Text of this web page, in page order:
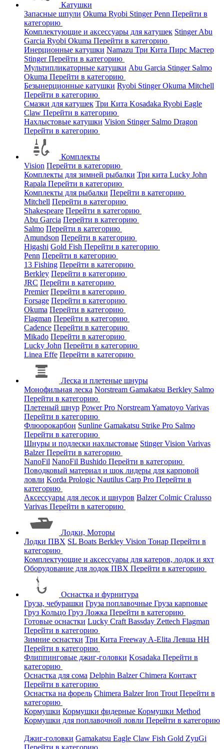
Катушки
Запасные шпули Okuma Ryobi StingerPenn Перейти в
категорию
Комплектующие и аксессуары для катушек StingerAbu
Garcia Ryobi Okuma Перейти в категорию
Инерционные катушки Namazu Три Кита Пирс Мастер
StingerПерейти в категорию
Мультипликаторные катушки Abu Garcia Stinger Salmo
Okuma Перейти в категорию
Безынерционные катушки Ryobi StingerOkuma Mitchell
Перейти в категорию
Смазки для катушек Три Кита Kosadaka Ryobi Eagle
Claw Перейти в категорию
Нахлыстовые катушки Vision Stinger Salmo Dragon
Перейти в категорию
Комплекты
Vision Перейти в категорию
Комплекты для зимней рыбалки Три кита Lucky John
Rapala Перейти в категорию
Комплекты для рыбалки Перейти в категорию
Mitchell Перейти в категорию
Shakespeare Перейти в категорию
Abu Garcia Перейти в категорию
Salmo Перейти в категорию
Amundson Перейти в категорию
Higashi Gold Fish Перейти в категорию
Penn Перейти в категорию
13 Fishing Перейти в категорию
Berkley Перейти в категорию
JRC Перейти в категорию
Premier Перейти в категорию
Forsage Перейти в категорию
Okuma Перейти в категорию
Flagman Перейти в категорию
Cadence Перейти в категорию
Mikado Перейти в категорию
Lucky John Перейти в категорию
Linea Effe Перейти в категорию
Леска и плетеные шнуры
Монофильная леска Norstream Gamakatsu Berkley Salmo
Перейти в категорию
Плетеный шнур Power Pro NorstreamYamatoyo Varivas
Перейти в категорию
Флюорокарбон Sunline Gamakatsu Strike Pro Salmo
Перейти в категорию
Шнуры и подлески нахлыстовые StingerVision Varivas
BalzerПерейти в категорию
NanoFil NanoFil Bushido Перейти в категорию
Поводковый материал и шок лидеры для карповой
ловли Korda Prologic Nautilus Carp Pro Перейти в
категорию
Аксессуары для лесок и шнуров BalzerColmic Cralusso
Varivas Перейти в категорию
Лодки, Моторы
Лодки ПВХ SL Boats Berkley Vision Тонар Перейти в
категорию
Комплектующие и аксессуары для катеров, лодок и яхт
Оборудование для лодок ПВХ Перейти в категорию
Оснастка и фурнитура
Груза, чебурашки Груза поплавочные Груза карповые
Груз Кольцо Груз Ложка Перейти в категорию
Готовые оснастки Lucky Craft Bassday Zettech Flagman
Перейти в категорию
Зимние оснастки Три Кита Freeway A-Elita Левша НН
Перейти в категорию
Флиппинговые джиг-головки Kosadaka Перейти в
категорию
Оснастка для сома Delphin BalzerChimera Контакт
Перейти в категорию
Оснастка на форель Chimera BalzerIron Trout Перейти в
категорию
Кормушки Кормушки фидерные Кормушки Method
Кормушки для поплавочной ловли Перейти в категорию
Джиг-головки Gamakatsu Eagle Claw Fish Gold ZyuGi
Перейти в категорию